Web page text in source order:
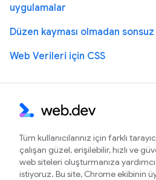
uygulamalar
Düzen kayması olmadan
Web Verileri için CSS
Tüm kullanıcılarınız için farklı
çalışan güzel, erişilebilir, hızlı ve
web siteleri oluşturmanıza
istiyoruz. Bu site, Chrome ekibinin